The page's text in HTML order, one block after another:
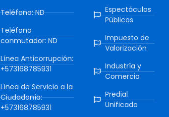
Teléfono: ND
Teléfono
conmutador: ND
Línea Anticorrupción:
+573168785931
Línea de Servicio a la
Ciudadanía:
+573168785931
Espectáculos
Públicos
Impuesto de
Valorización
Industría y
Comercio
Predial
Unificado